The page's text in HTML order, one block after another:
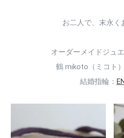
お二人で、末永く
オーダーメイドジュ
鶴 mikoto（ミコト
結婚指輪：